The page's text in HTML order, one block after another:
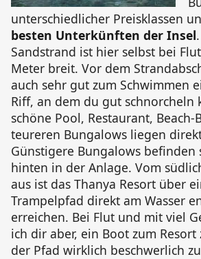
unterschiedlicher Preisklassen
besten Unterkünften der Insel
Sandstrand ist hier selbst bei
Meter breit. Vor dem
auch sehr gut zum Schwimmen
Riff, an dem du gut schnorcheln
schöne Pool, Restaurant, Beach-
teureren Bungalows liegen
Günstigere Bungalows befinden
hinten in der Anlage. Vom
aus ist das Thanya Resort über
Trampelpfad direkt am Wasser
erreichen. Bei Flut und mit viel
ich dir aber, ein Boot zum
der Pfad wirklich beschwerlich